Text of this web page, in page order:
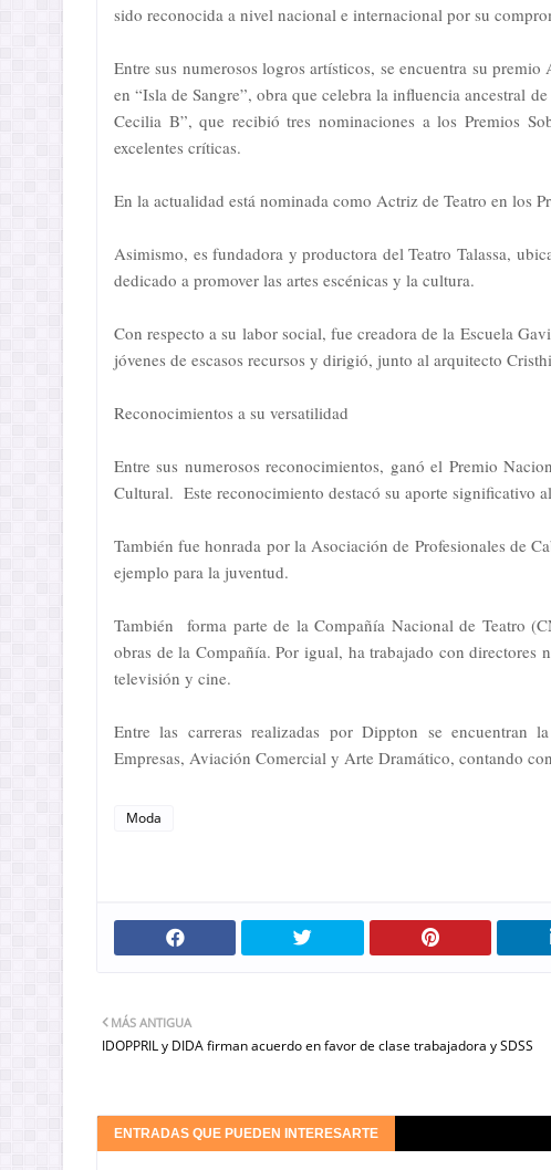
sido reconocida a nivel nacional e internacional por su
Entre sus numerosos logros artísticos, se encuentra su
en “Isla de Sangre”, obra que celebra la influencia ancestral
Cecilia B”, que recibió tres nominaciones a los Premios
excelentes críticas.
En la actualidad está nominada como Actriz de Teatro en los
Asimismo, es fundadora y productora del Teatro Talassa,
dedicado a promover las artes escénicas y la cultura.
Con respecto a su labor social, fue creadora de la Escuela
jóvenes de escasos recursos y dirigió, junto al arquitecto
Reconocimientos a su versatilidad
Entre sus numerosos reconocimientos, ganó el Premio
Cultural. Este reconocimiento destacó su aporte significativo
También fue honrada por la Asociación de Profesionales de
ejemplo para la juventud.
También forma parte de la Compañía Nacional de Teatro
obras de la Compañía. Por igual, ha trabajado con directores
televisión y cine.
Entre las carreras realizadas por Dippton se encuentran
Empresas, Aviación Comercial y Arte Dramático, contando
Moda
MÁS ANTIGUA
IDOPPRIL y DIDA firman acuerdo en favor de clase trabajadora y SDSS
ENTRADAS QUE PUEDEN INTERESARTE